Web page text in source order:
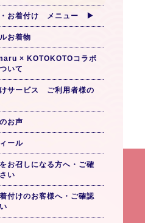
・お着付け メニュー ▶
お着物
× KOTOKOTOコラボ
いて
サービス ご利用者様の
お声
ール
お召しになる方へ・ご確
い
付けのお客様へ・ご確認